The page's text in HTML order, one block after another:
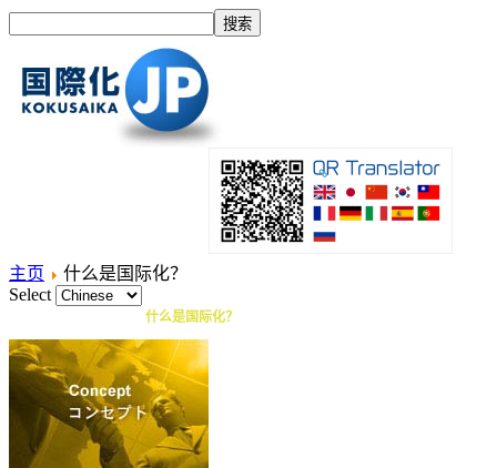
主页
什么是国际化？
Select
什么是国际化？